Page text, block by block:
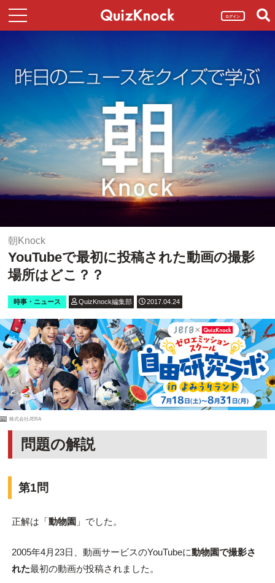
ログイン
朝Knock
YouTubeで最初に投稿された動画の撮影
場所はどこ？？
時事・ニュース QuizKnock編集部 2017.04.24
PR 株式会社JERA
問題の解説
第1問
正解は「動物園 」でした。
2005年4月23日、動画サービスのYouTubeに動物園で撮影さ
れた最初の動画が投稿されました。